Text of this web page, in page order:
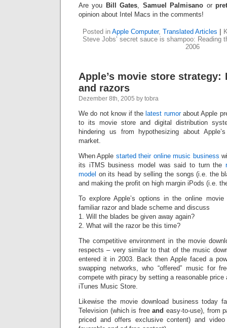
Are you Bill Gates, Samuel Palmisano or
opinion about Intel Macs in the comments!
Posted in Apple Computer, Translated Articles
Steve Jobs’ secret sauce is shampoo: Reading
2006
Apple’s movie store strategy:
and razors
Dezember 8th, 2005 by tobra
We do not know if the latest rumorabout Apple
to its movie store and digital distribution
hindering us from hypothesizing about
market.
When Apple started their online music business
its iTMS business model was said to turn the
model on its head by selling the songs (i.e. the
and making the profit on high margin iPods (i.e.
To explore Apple’s options in the online
familiar razor and blade scheme and discuss
1. Will the blades be given away again?
2. What will the razor be this time?
The competitive environment in the movie
respects – very similar to that of the music
entered it in 2003. Back then Apple faced a
swapping networks, who “offered” music for
compete with piracy by setting a reasonable price
iTunes Music Store.
Likewise the movie download business today
Television (which is freeand easy-to-use), from
priced and offers exclusive content) and